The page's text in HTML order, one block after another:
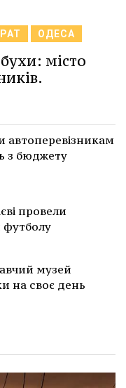
ОДЕСА
місто
автоперевізникам
з бюджету
провели
музей
на своє день